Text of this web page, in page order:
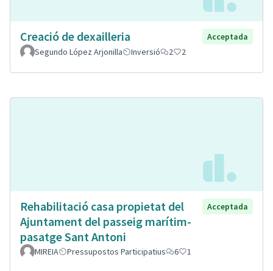
Creació de dexailleria
Acceptada
Segundo López Arjonilla
Inversió 2 2
Rehabilitació casa propietat del
Ajuntament del passeig marítim-
pasatge Sant Antoni
Acceptada
MIREIA Pressupostos Participatius 6 1